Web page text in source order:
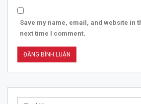
Save my name, email, and website in
next time I comment.